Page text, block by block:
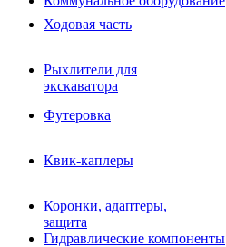
Сваерезки
Руководство
Ходовая часть
Рыхлители для
экскаватора
Футеровка
Квик-каплеры
Коронки, адаптеры,
защита
Гидравлические компоненты